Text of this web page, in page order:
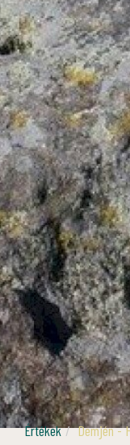
Értékek Demjén -